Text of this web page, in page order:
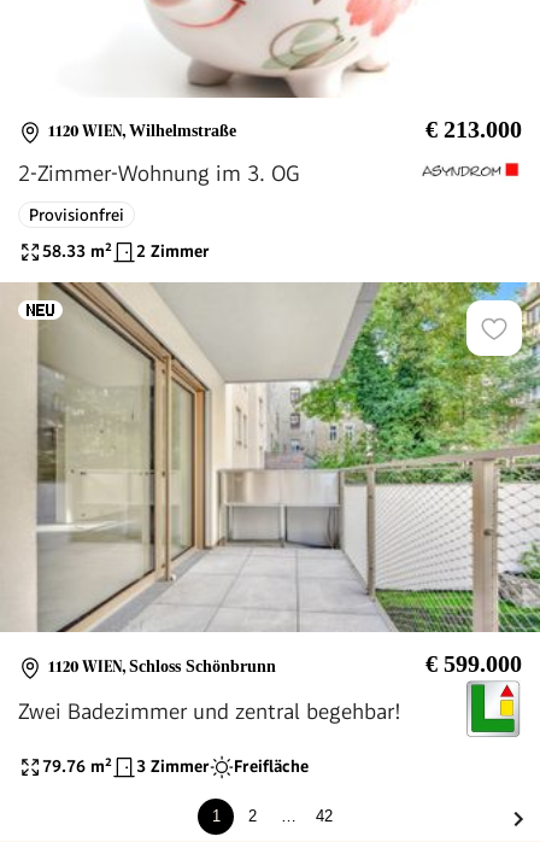
1120 WIEN, Wilhelmstraße € 213.000
2-Zimmer-Wohnung im 3. OG
Provisionfrei
58.33 m² 2 Zimmer
1120 WIEN, Schloss Schönbrunn € 599.000
Zwei Badezimmer und zentral begehbar!
79.76 m² 3 Zimmer Freifläche
1 2 42